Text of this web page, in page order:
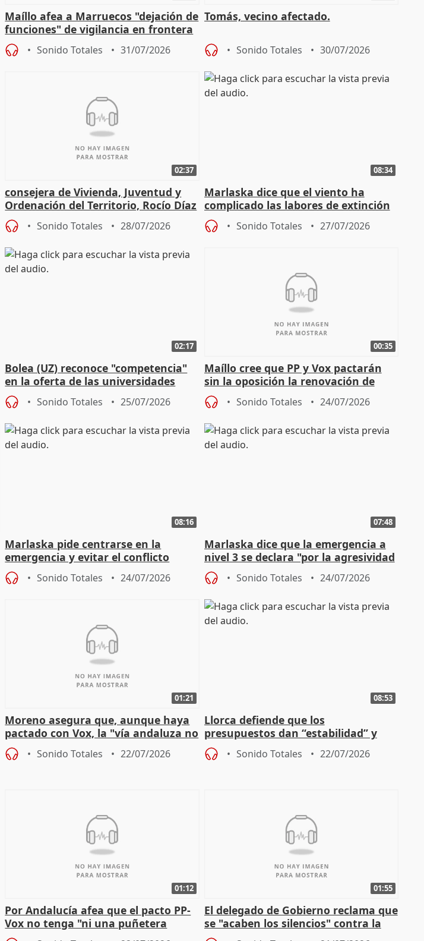
Maíllo afea a Marruecos "dejación de
funciones" de vigilancia en frontera
con Ceuta
Sonido Totales 31/07/2026
Tomás, vecino afectado.
Sonido Totales 30/07/2026
02:37
consejera de Vivienda, Juventud y
Ordenación del Territorio, Rocío Díaz
Sonido Totales 28/07/2026
08:34
Marlaska dice que el viento ha
complicado las labores de extinción
durante la madrugada
Sonido Totales 27/07/2026
02:17
Bolea (UZ) reconoce "competencia"
en la oferta de las universidades
privadas
Sonido Totales 25/07/2026
00:35
Maíllo cree que PP y Vox pactarán
sin la oposición la renovación de
órganos como el Defensor
Sonido Totales 24/07/2026
08:16
Marlaska pide centrarse en la
emergencia y evitar el conflicto
político
Sonido Totales 24/07/2026
07:48
Marlaska dice que la emergencia a
nivel 3 se declara "por la agresividad
de los incendios"
Sonido Totales 24/07/2026
01:21
Moreno asegura que, aunque haya
pactado con Vox, la "vía andaluza no
ha muerto" ni él va a "cambiar"
Sonido Totales 22/07/2026
08:53
Llorca defiende que los
presupuestos dan “estabilidad” y
dice que no ha hablado con Feijóo
Sonido Totales 22/07/2026
01:12
Por Andalucía afea que el pacto PP-
Vox no tenga "ni una puñetera
medida" contra violencia machista
01:55
El delegado de Gobierno reclama que
se "acaben los silencios" contra la
violencia de género